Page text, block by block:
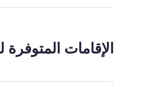
15
الإقامات المتوفرة